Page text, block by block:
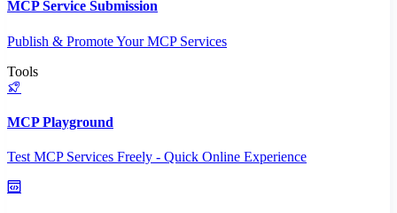
MCP Service Submission
Publish & Promote Your MCP Services
Tools
MCP Playground
Test MCP Services Freely - Quick Online Experience